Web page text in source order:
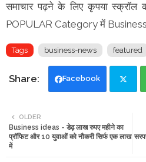
समाचार पढ़ने के लिए कृपया
POPULAR Category में
Tags business-news featured
Facebook
tte
OLDER
Business ideas - डेढ़ लाख रुपए महीने का
प्रॉफिट और 10 युवाओं को नौकरी सिर्फ एक लाख
में